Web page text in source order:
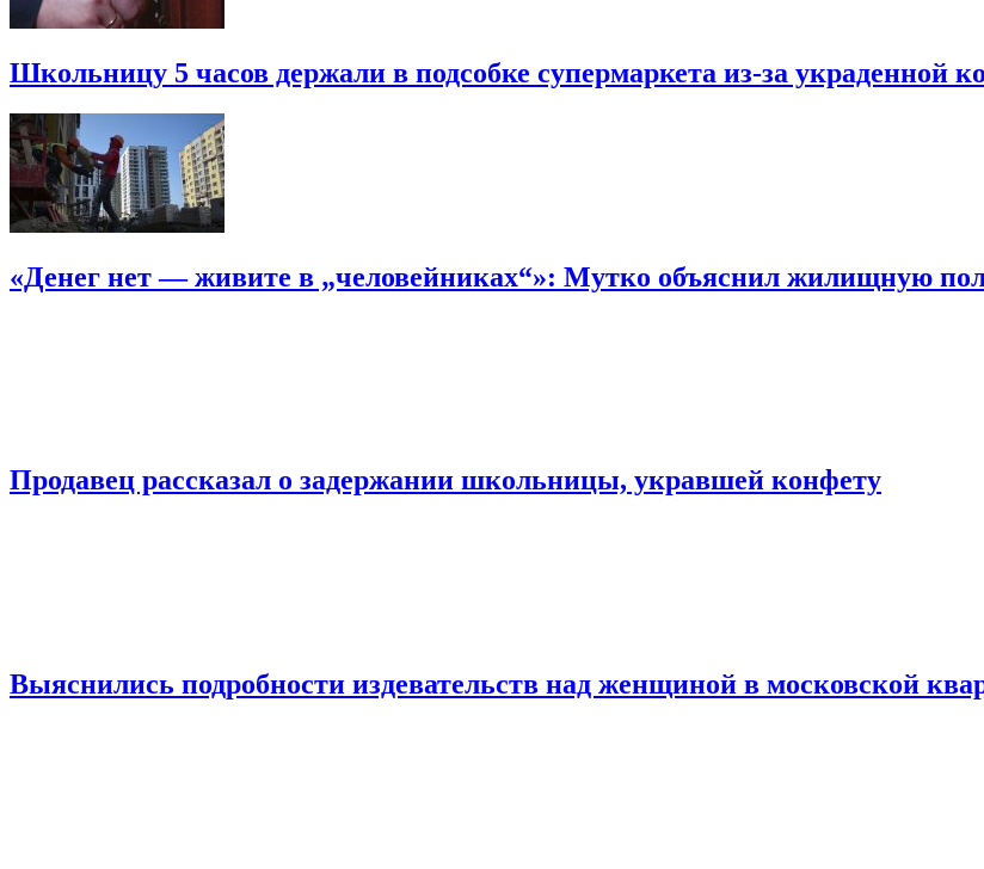
Школьницу 5 часов держали в подсобке супермаркета из-за украденной
«Денег нет — живите в „человейниках“»: Мутко объяснил жилищную
Продавец рассказал о задержании школьницы, укравшей конфету
Выяснились подробности издевательств над женщиной в московской